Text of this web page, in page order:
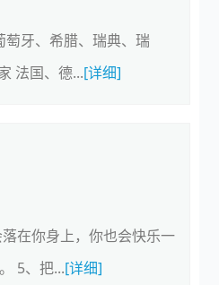
牙、希腊、瑞典、瑞
法国、德...[详细]
在你身上，你也会快乐一
5、把...[详细]